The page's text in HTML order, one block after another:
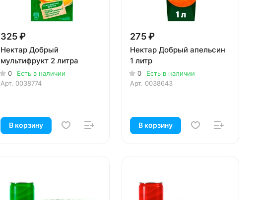
325 ₽
Нектар Добрый
мультифрукт 2 литра
0
Есть в наличии
Арт. 0038774
В корзину
275 ₽
Нектар Добрый апельсин
1 литр
0
Есть в наличии
Арт. 0038643
В корзину